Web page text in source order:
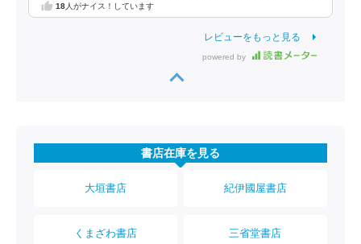
18人がナイス！しています
レビューをもっと見る
powered by
書店在庫を見る
大垣書店 紀伊國屋書店
くまざわ書店 三省堂書店